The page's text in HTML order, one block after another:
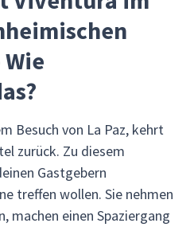
Besuch von La Paz, kehrt
zurück. Zu diesem
Gastgebern
treffen wollen. Sie nehmen
machen einen Spaziergang